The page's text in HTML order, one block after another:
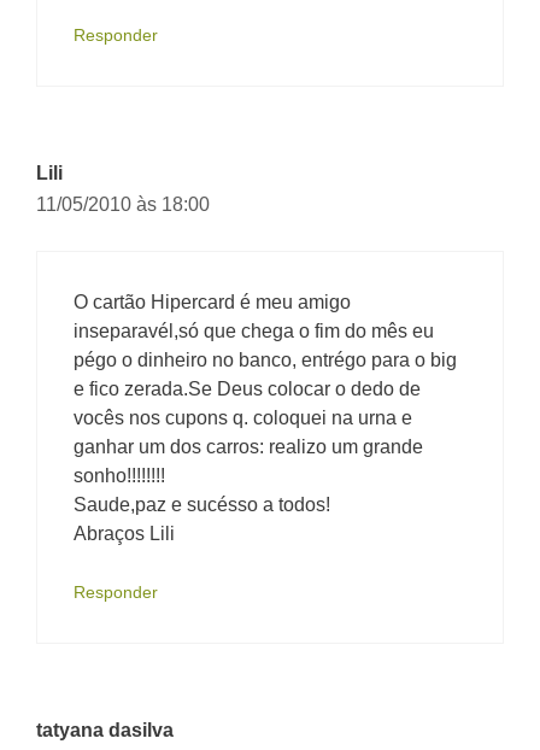
Responder
Lili
11/05/2010 às 18:00
O cartão Hipercard é meu amigo
inseparavél,só que chega o fim do mês eu
pégo o dinheiro no banco, entrégo para o big
e fico zerada.Se Deus colocar o dedo de
vocês nos cupons q. coloquei na urna e
ganhar um dos carros: realizo um grande
sonho!!!!!!!!
Saude,paz e sucésso a todos!
Abraços Lili
Responder
tatyana dasilva